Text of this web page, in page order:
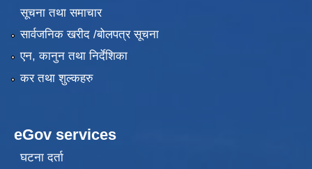
सूचना तथा समाचार
सार्वजनिक खरीद /बोलपत्र सूचना
एन, कानुन तथा निर्देशिका
कर तथा शुल्कहरु
eGov services
घटना दर्ता